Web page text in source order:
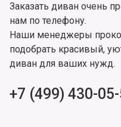
Заказать диван очень
нам по телефону.
Наши менеджеры
подобрать красивый,
диван для ваших нужд.
+7 (499) 430-